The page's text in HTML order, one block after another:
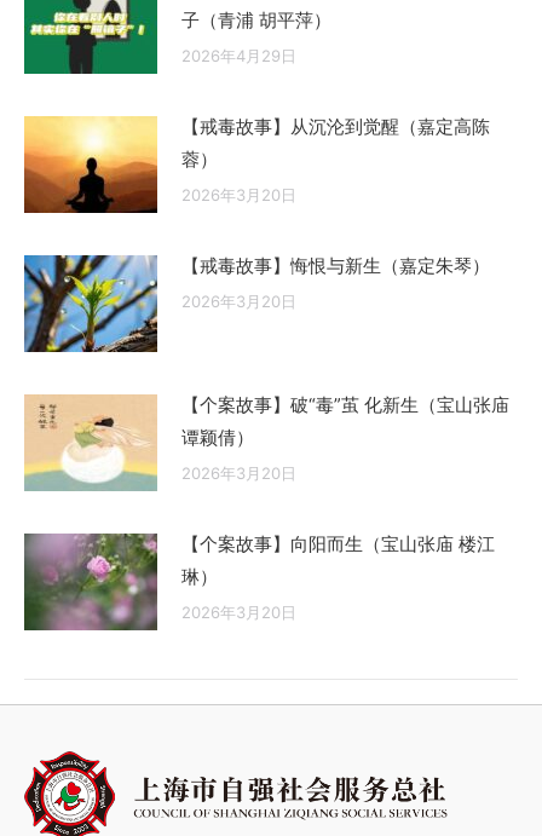
子（青浦 胡平萍）
2026年4月29日
【戒毒故事】从沉沦到觉醒（嘉定高陈
蓉）
2026年3月20日
【戒毒故事】悔恨与新生（嘉定朱琴）
2026年3月20日
【个案故事】破“毒”茧 化新生（宝山张庙
谭颖倩）
2026年3月20日
【个案故事】向阳而生（宝山张庙 楼江
琳）
2026年3月20日